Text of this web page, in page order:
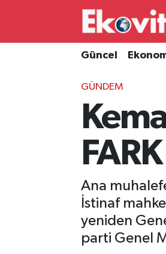
Güncel
GÜNDEM
Ana
İstinaf
yeniden
parti Genel
Güncel
Borsa Haberleri
Hava Durumu
Süper Lig Puan Durumu ve
Tüm Manşetler
Haber Arşivi